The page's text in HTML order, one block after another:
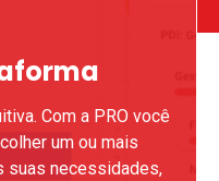
Com a PRO você
um ou mais
suas necessidades,